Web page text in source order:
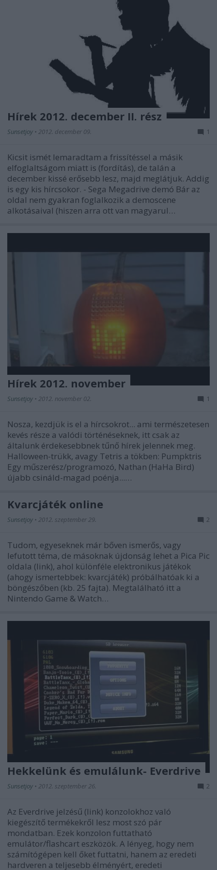
Hírek 2012. december II. rész
Sunsetjoy • 2012. december 09. 1
Kicsit ismét lemaradtam a frissítéssel a másik
elfoglaltságom miatt is (fordítás), de talán a
december kissé erősebb lesz, majd meglátjuk. Addig
is egy kis hírcsokor. - Sega Megadrive demó Bár az
oldal nem gyakran foglalkozik a demoscene
alkotásaival (hiszen arra ott van magyarul…
Hírek 2012. november
Sunsetjoy • 2012. november 02. 1
Nosza, kezdjük is el a hírcsokrot... ami természetesen
kevés része a valódi történéseknek, itt csak az
általunk érdekesebbnek tűnő hírek jelennek meg.
Halloween-trükk, avagy Tetris a tökben: Pumpktris
Egy műszerész/programozó, Nathan (HaHa Bird)
újabb csináld-magad poénja...…
Kvarcjáték online
Sunsetjoy • 2012. szeptember 29. 2
Tudom, egyeseknek már bőven ismerős, vagy
lefutott téma, de másoknak újdonság lehet a Pica Pic
oldala (link), ahol különféle elektronikus játékok
(ahogy ismertebbek: kvarcjáték) próbálhatóak ki a
böngészőben (kb. 25 fajta). Megtalálható itt a
Nintendo Game & Watch…
Hekkelünk és emulálunk- Everdrive
Sunsetjoy • 2012. szeptember 26. 2
Az Everdrive jelzésű (link) konzolokhoz való
kiegészítő termékekről lesz most szó pár
mondatban. Ezek konzolon futtatható
emulátor/flashcart eszközök. A lényeg, hogy nem
számítógépen kell őket futtatni, hanem az eredeti
hardveren a teljesebb élményért, eredeti